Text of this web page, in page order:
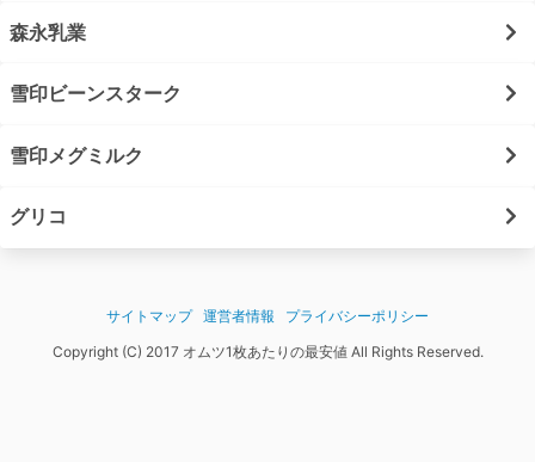
森永乳業
雪印ビーンスターク
雪印メグミルク
グリコ
サイトマップ 運営者情報
プライバシーポリシー
Copyright (C) 2017 オムツ1枚あたりの最安値 All Rights Reserved.